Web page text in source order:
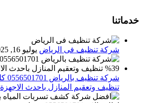
خدماتنا
شركة تنظيف فى الرياض يوليو 16, 2025
تنظيف وتعقيم المنازل باحدث الاجهزة